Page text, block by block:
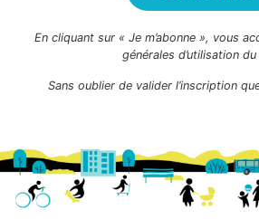
En cliquant sur « Je m’abonne », vous
générales d’utilisation
Sans oublier de valider l’inscription